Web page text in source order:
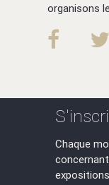
organisons
Chaque